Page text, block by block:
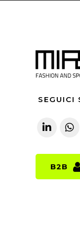
SEGUICI
B2B
B2B